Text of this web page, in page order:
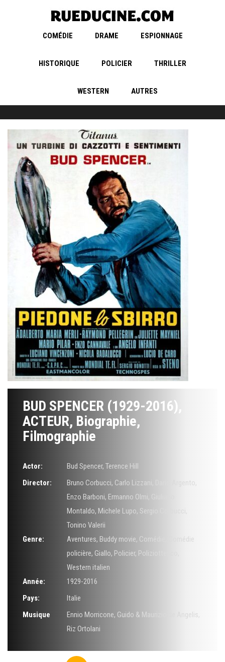
COMÉDIE DRAME ESPIONNAGE
HISTORIQUE POLICIER THRILLER
WESTERN AUTRES
BUD SPENCER (1929-2016),
ACTEUR, Biographie,
Filmographie
Actor: Bud Spencer, Terence Hill
Director:
Bruno Corbucci, Carlo Lizzani Dario Argento,
Enzo Barboni, Ermanno Olmi,
Montaldo, Michele Lupo, Sergio Corbucci
Tonino Valerii
Genre:
Aventures, Buddy movie, Comédie
Comédie
policière, Giallo, Policier, Poliziottesco
Western italien
Année:
1929-2016
Pays:
Italie
Musique
Ennio Morricone, Guido & Maurizio de Angelis,
Riz Ortolani